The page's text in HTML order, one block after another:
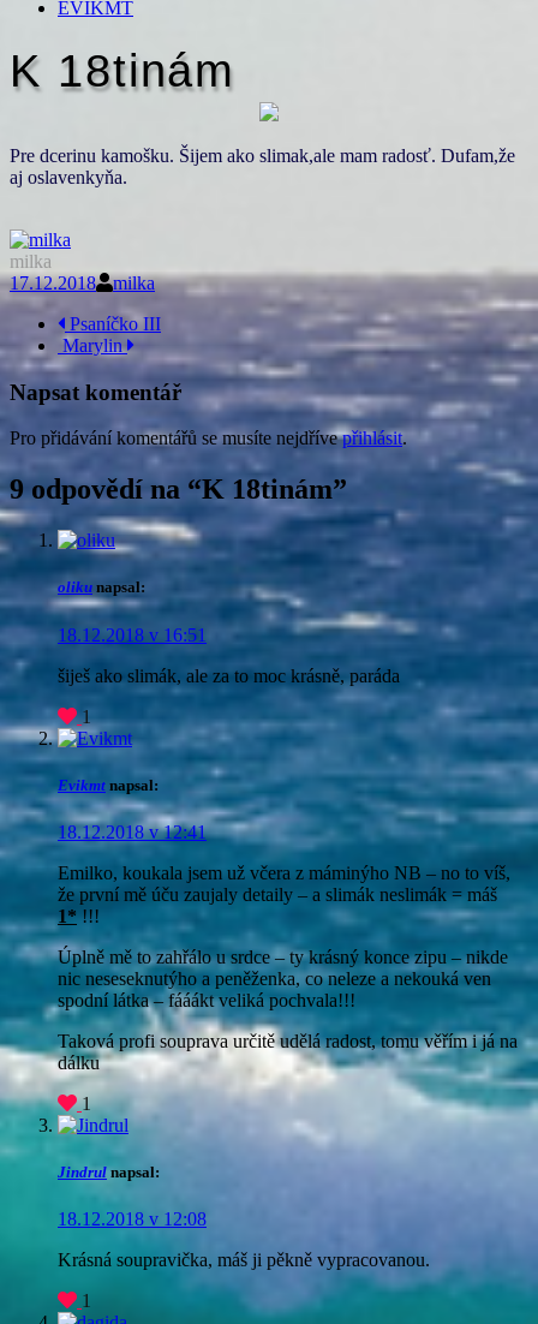
EVIKMT
K 18tinám
Pre dcerinu kamošku. Šijem ako slimak,ale mam radosť. Dufam,že
aj oslavenkyňa.
milka
17.12.2018
milka
Navigace
příspěvku
Psaníčko III
Marylin
Napsat komentář
Pro přidávání komentářů se musíte nejdřívepřihlásit.
9 odpovědí na “K 18tinám”
oliku napsal:
18.12.2018 v 16:51
šiješ ako slimák, ale za to moc krásně, paráda
1
Evikmt napsal:
18.12.2018 v 12:41
Emilko, koukala jsem už včera z máminýho NB – no to víš,
že první mě úču zaujaly detaily – a slimák neslimák = máš
1*!!!
Úplně mě to zahřálo u srdce – ty krásný konce zipu – nikde
nic neseseknutýho a peněženka, co neleze a nekouká ven
spodní látka – fááákt veliká pochvala!!!
Taková profi souprava určitě udělá radost, tomu věřím i já na
dálku
1
Jindrul napsal:
18.12.2018 v 12:08
Krásná soupravička, máš ji pěkně vypracovanou.
1